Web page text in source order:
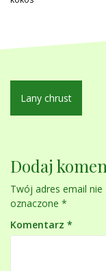
Nawigacja
wpisu
Lany chrust
Dodaj
Twój adres email
oznaczone *
Komentarz *